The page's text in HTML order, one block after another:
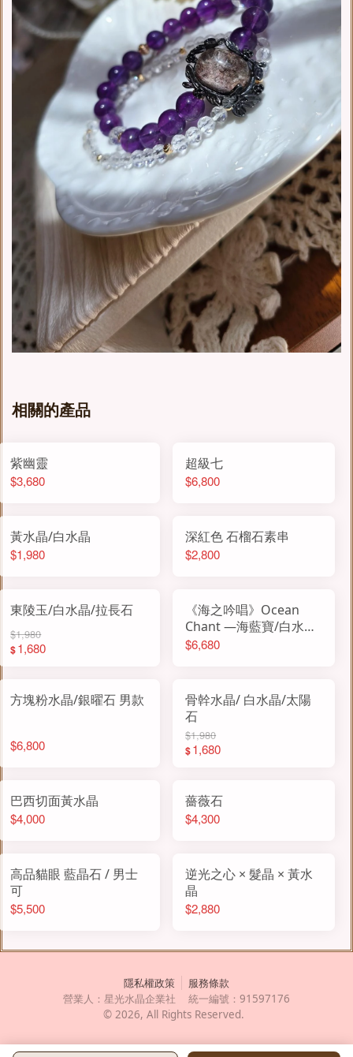
相關的產品
紫幽靈
$3,680
超級七
$6,800
黃水晶/白水晶
$1,980
深紅色 石榴石素串
$2,800
東陵玉/白水晶/拉長石
$1,980
$1,680
《海之吟唱》Ocean
Chant —海藍寶/白水晶/
雙圈設計
$6,680
方塊粉水晶/銀曜石 男款
$6,800
骨幹水晶/ 白水晶/太陽
石
$1,980
$1,680
巴西切面黃水晶
$4,000
薔薇石
$4,300
高品貓眼 藍晶石 / 男士
可
$5,500
逆光之心 × 髮晶 × 黃水
晶
$2,880
隱私權政策
服務條款
營業人： 星光水晶企業社 統一編號： 91597176
© 2026, All Rights Reserved.